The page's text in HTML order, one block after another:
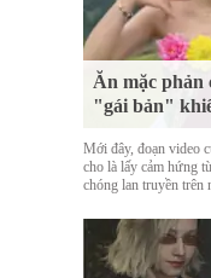
Ăn mặc phản
"gái bản"
Mới đây, đoạn video
cho là lấy cảm hứng
chóng lan truyền trên